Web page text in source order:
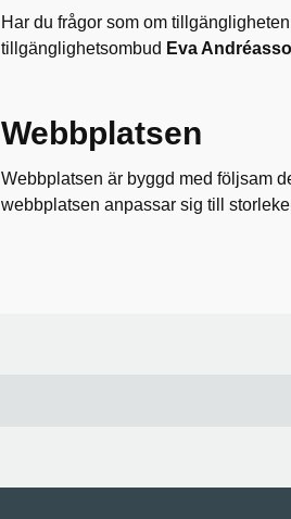
Har du frågor som om
tillgänglighetsombud Eva
Webbplatsen
Webbplatsen är byggd med följsam
webbplatsen anpassar sig till